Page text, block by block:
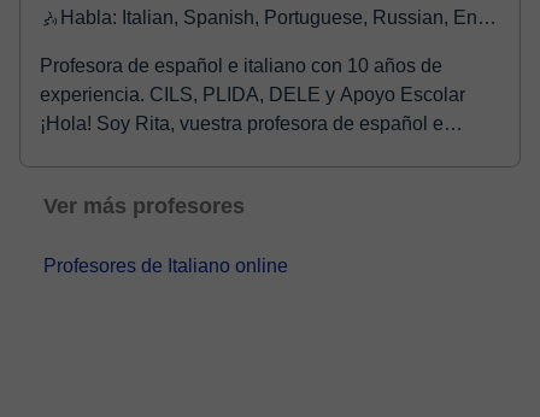
Habla: Italian, Spanish, Portuguese, Russian, English, French
Profesora de español e italiano con 10 años de
experiencia. CILS, PLIDA, DELE y Apoyo Escolar
¡Hola! Soy Rita, vuestra profesora de español e
Ver más profesores
Profesores de Italiano online